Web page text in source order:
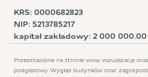
KRS: 0000682823
NIP: 5213785217
kapitał zakładowy: 2 000 000.00
Przedstawione na stronie www wizualizacje
podglądowy. Wygląd budynków oraz